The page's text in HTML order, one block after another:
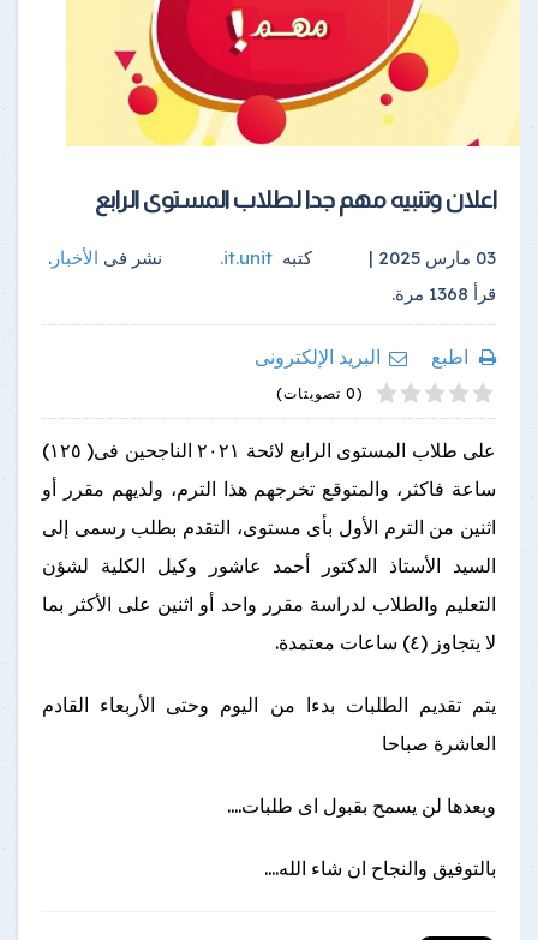
اعلان وتنبيه مهم جدا لطلاب المستوى الرابع
03 مارس 2025 | كتبهit.unit
. نشر فى الأخبار .
قرأ 1368 مرة.
اطبع
البريد الإلكترونى
1
2
3
4
5 (0 تصويتات)
على طلاب المستوى الرابع لائحة ٢٠٢١ الناجحين فى( ١٢٥)
ساعة فاكثر، والمتوقع تخرجهم هذا الترم، ولديهم مقرر أو
اثنين من الترم الأول بأى مستوى، التقدم بطلب رسمى إلى
السيد الأستاذ الدكتور أحمد عاشور وكيل الكلية لشؤن
التعليم والطلاب لدراسة مقرر واحد أو اثنين على الأكثر بما
لا يتجاوز (٤) ساعات معتمدة.
يتم تقديم الطلبات بدءا من اليوم وحتى الأربعاء القادم
العاشرة صباحا
وبعدها لن يسمح بقبول اى طلبات....
بالتوفيق والنجاح ان شاء الله....